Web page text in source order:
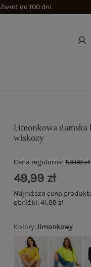
Zwrot do 100 dni
Limonkowa damska
wiskozy
Kolory: limonkowy
Cena regularna:59,99 zł
49,99 zł
Najniższa cena
obniżki:41,99 zł